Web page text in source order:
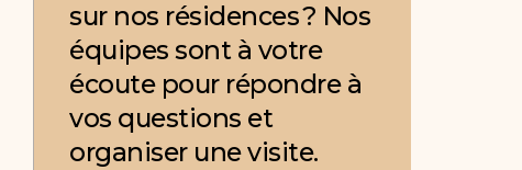
sur nos résidences ? Nos
équipes sont à votre
écoute pour répondre à
vos questions et
organiser une visite.